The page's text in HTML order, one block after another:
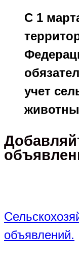
С 1
учет
объявлений.